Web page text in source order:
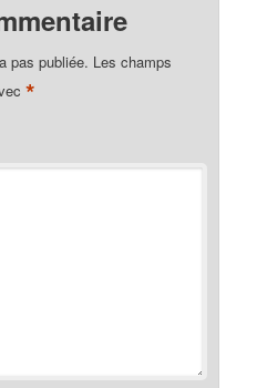
pas publiée. Les champs
*